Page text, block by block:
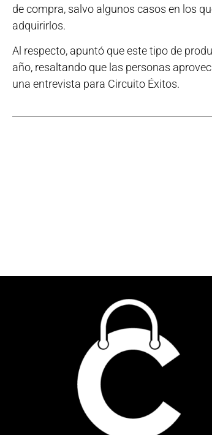
de compra, salvo algunos casos en los
adquirirlos.
Al respecto, apuntó que este tipo de
año, resaltando que las personas
una entrevista para Circuito Éxitos.